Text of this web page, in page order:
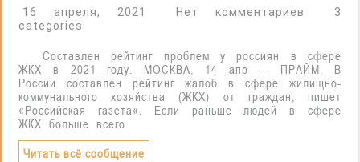
16 апреля, 2021 Нет комментариев
3
categories
Составлен рейтинг проблем у россиян в сфере
ЖКХ в 2021 году. МОСКВА, 14 апр — ПРАЙМ. В
России составлен рейтинг жалоб в сфере жилищно-
коммунального хозяйства (ЖКХ) от граждан, пишет
«Российская газета«. Если раньше людей в сфере
ЖКХ больше всего
Читать всё сообщение